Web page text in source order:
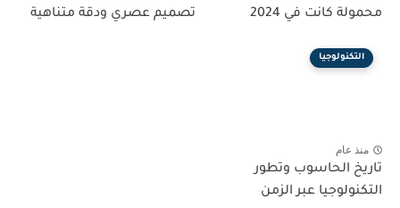
محمولة كانت في 2024
تصميم عصري ودقة متناهية
التكنولوجيا
منذ عام
تاريخ الحاسوب وتطور
التكنولوجيا عبر الزمن